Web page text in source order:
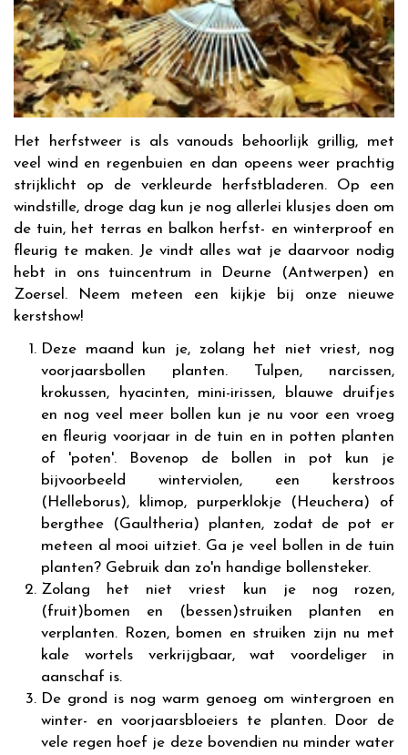
Het herfstweer is als vanouds behoorlijk grillig, met
veel wind en regenbuien en dan opeens weer prachtig
strijklicht op de verkleurde herfstbladeren. Op een
windstille, droge dag kun je nog allerlei klusjes doen om
de tuin, het terras en balkon herfst- en winterproof en
fleurig te maken. Je vindt alles wat je daarvoor nodig
hebt in ons tuincentrum in Deurne (Antwerpen) en
Zoersel. Neem meteen een kijkje bij onze nieuwe
kerstshow!
Deze maand kun je, zolang het niet vriest, nog
voorjaarsbollen planten. Tulpen, narcissen,
krokussen, hyacinten, mini-irissen, blauwe druifjes
en nog veel meer bollen kun je nu voor een vroeg
en fleurig voorjaar in de tuin en in potten planten
of 'poten'. Bovenop de bollen in pot kun je
bijvoorbeeld winterviolen, een kerstroos
(Helleborus), klimop, purperklokje (Heuchera) of
bergthee (Gaultheria) planten, zodat de pot er
meteen al mooi uitziet. Ga je veel bollen in de tuin
planten? Gebruik dan zo'n handige bollensteker.
Zolang het niet vriest kun je nog rozen,
(fruit)bomen en (bessen)struiken planten en
verplanten. Rozen, bomen en struiken zijn nu met
kale wortels verkrijgbaar, wat voordeliger in
aanschaf is.
De grond is nog warm genoeg om wintergroen en
winter- en voorjaarsbloeiers te planten. Door de
vele regen hoef je deze bovendien nu minder water